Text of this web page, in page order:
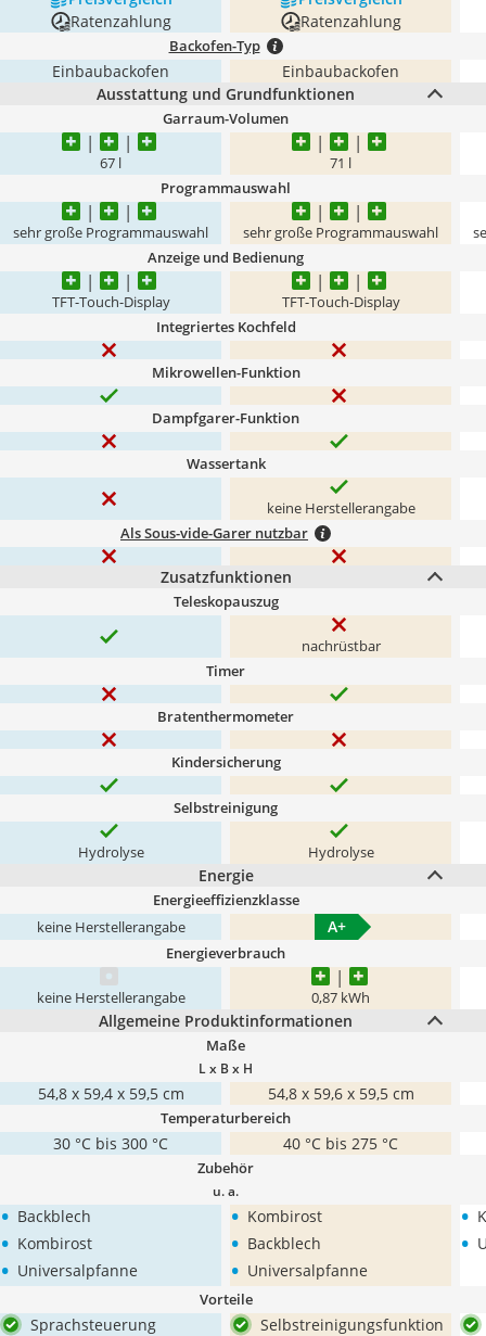
Ratenzahlung
Ratenzahlung
Backofen-Typ
Einbaubackofen
Einbaubackofen
Ausstattung und Grundfunktionen
Garraum-Volumen
67 l 71 l
Programmauswahl
sehr große Programmauswahl sehr große Programmauswahl
Anzeige und Bedienung
TFT-Touch-Display TFT-Touch-Display
Integriertes Kochfeld
Mikrowellen-Funktion
Dampfgarer-Funktion
Wassertank
keine Herstellerangabe
Als Sous-vide-Garer nutzbar
Zusatzfunktionen
Teleskopauszug
nachrüstbar
Timer
Bratenthermometer
Kindersicherung
Selbstreinigung
Hydrolyse Hydrolyse
Energie
Energieeffizienzklasse
keine Herstellerangabe A+
Energieverbrauch
keine Herstellerangabe 0,87 kWh
Allgemeine Produktinformationen
Maße
L x B x H
54,8 x 59,4 x 59,5 cm ‎54,8 x 59,6 x 59,5 cm
Temperaturbereich
30 °C bis 300 °C 40 °C bis 275 °C
Zubehör
u. a.
• Backblech
• Kombirost
• Universalpfanne
• Kombirost
• Backblech
• Universalpfanne
•
•
Vorteile
Sprachsteuerung
Selbstreinigungsfunktion